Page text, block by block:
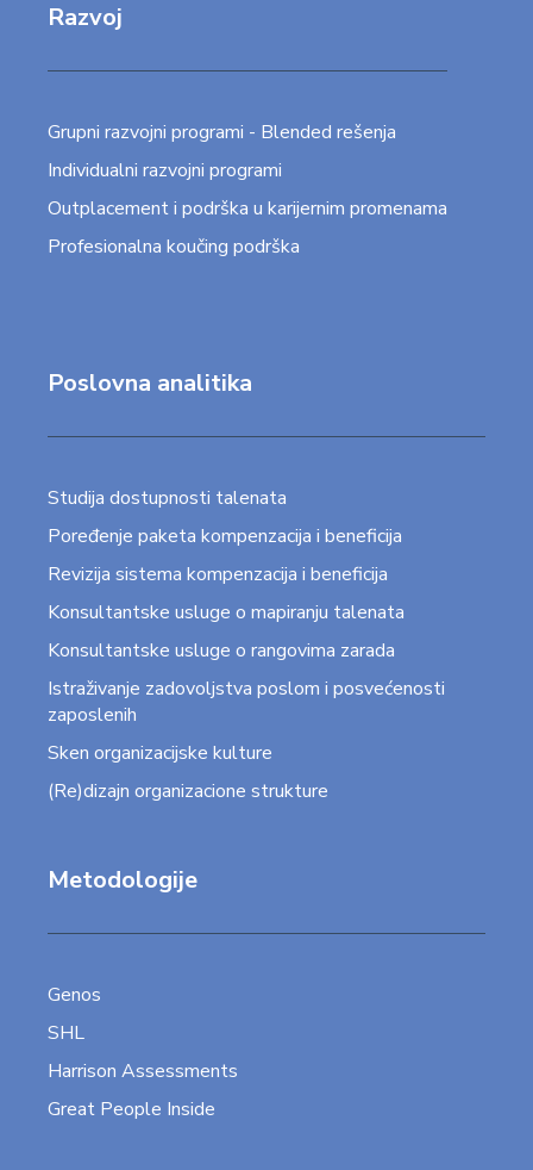
Razvoj
Grupni razvojni programi - Blended rešenja
Individualni razvojni programi
Outplacement i podrška u karijernim promenama
Profesionalna koučing podrška
Poslovna analitika
Studija dostupnosti talenata
Poređenje paketa kompenzacija i beneficija
Revizija sistema kompenzacija i beneficija
Konsultantske usluge o mapiranju talenata
Konsultantske usluge o rangovima zarada
Istraživanje zadovoljstva poslom i posvećenosti
zaposlenih
Sken organizacijske kulture
(Re)dizajn organizacione strukture
Metodologije
Genos
SHL
Harrison Assessments
Great People Inside